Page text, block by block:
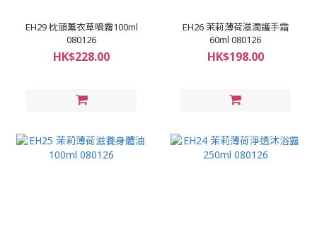
EH29 枕頭薰衣草噴霧100ml
080126
HK$228.00
EH26 茉莉薄荷滋潤護手霜
60ml 080126
HK$198.00